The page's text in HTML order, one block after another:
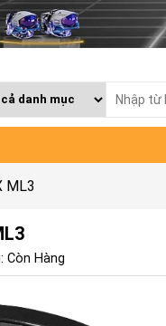
ML3
Còn Hàng